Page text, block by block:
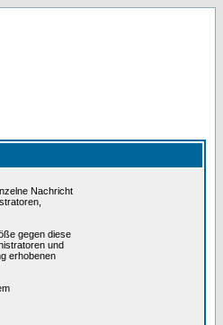
Nachricht
gegen diese
und
erhobenen